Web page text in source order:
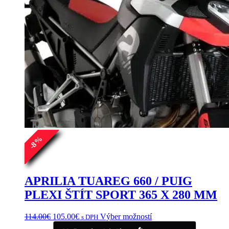
-
8
%
APRILIA TUAREG 660 / PUIG
PLEXI ŠTÍT SPORT 365 X 280 MM
114.00€ Pôvodná
cena
105.00€Aktuálna
s DPH Výber možnostíTento